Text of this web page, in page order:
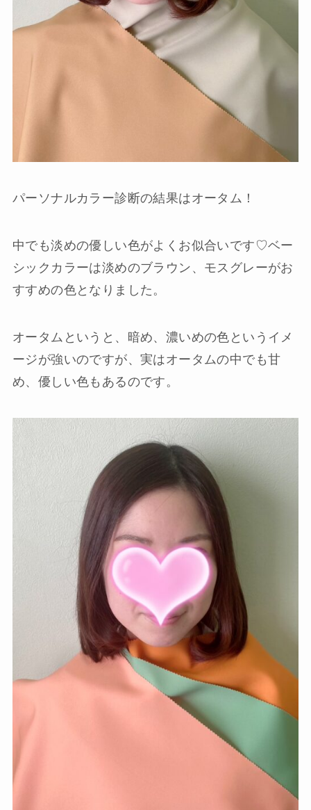
パーソナルカラー診断の結果はオータム！
中でも淡めの優しい色がよくお似合いです♡ベー
シックカラーは淡めのブラウン、モスグレーがお
すすめの色となりました。
オータムというと、暗め、濃いめの色というイメ
ージが強いのですが、実はオータムの中でも甘
め、優しい色もあるのです。